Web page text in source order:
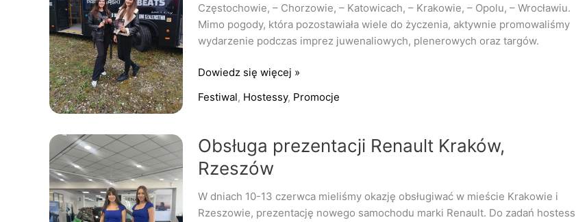
Częstochowie, – Chorzowie, – Katowicach, – Krakowie, – Opolu, – Wrocławiu.
Mimo pogody, która pozostawiała wiele do życzenia, aktywnie promowaliśmy
wydarzenie podczas imprez juwenaliowych, plenerowych oraz targów.
Beats
Dowiedz się więcej »
Festiwal, Hostessy, Promocje
Obsługa prezentacji Renault Kraków,
Rzeszów
W dniach 10-13 czerwca mieliśmy okazję obsługiwać w mieście Krakowie i
Rzeszowie, prezentację nowego samochodu marki Renault. Do zadań hostess
Obsługa
prezentacji
Renault
Kraków,
Rzeszów